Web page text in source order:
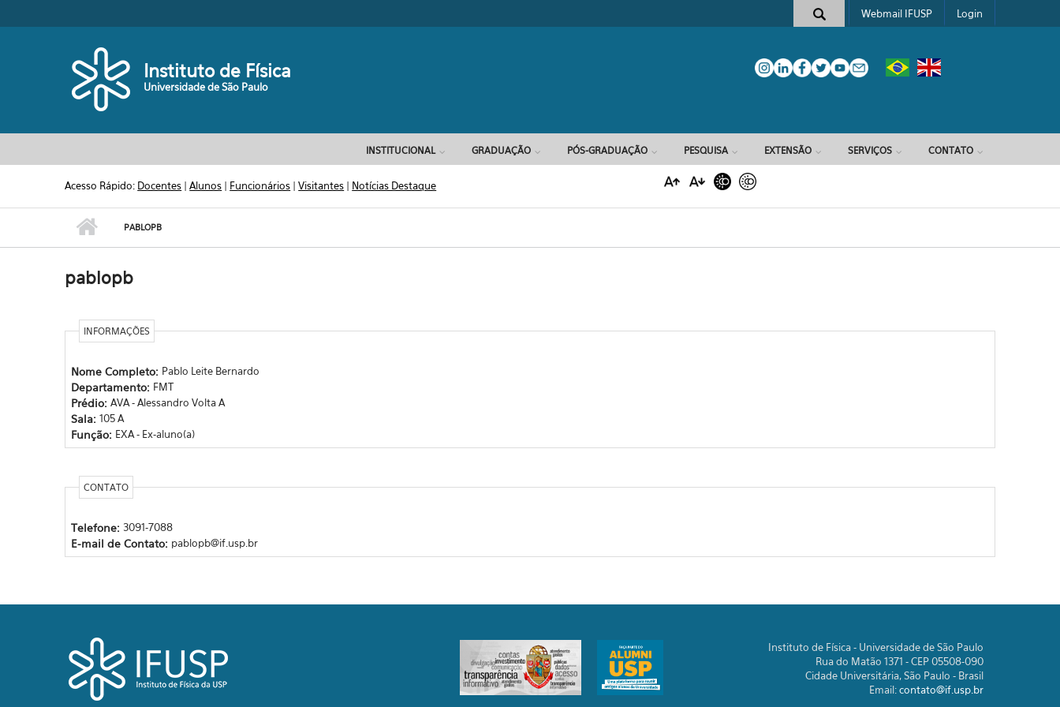
Formulário de busca
Webmail IFUSP Login
Instituto de Física
Universidade de São Paulo
INSTITUCIONAL GRADUAÇÃO PÓS-GRADUAÇÃO PESQUISA EXTENSÃO SERVIÇOS CONTATO
Acesso Rápido: Docentes |Alunos | Funcionários |Visitantes | Notícias Destaque
PABLOPB
pablopb
INFORMAÇÕES
Nome Completo: Pablo Leite Bernardo
Departamento: FMT
Prédio: AVA - Alessandro Volta A
Sala: 105 A
Função: EXA - Ex-aluno(a)
CONTATO
Telefone: 3091-7088
E-mail de Contato: pablopb@if.usp.br
Instituto de Física - Universidade de São Paulo
Rua do Matão 1371 - CEP 05508-090
Cidade Universitária, São Paulo - Brasil
Email:contato@if.usp.br